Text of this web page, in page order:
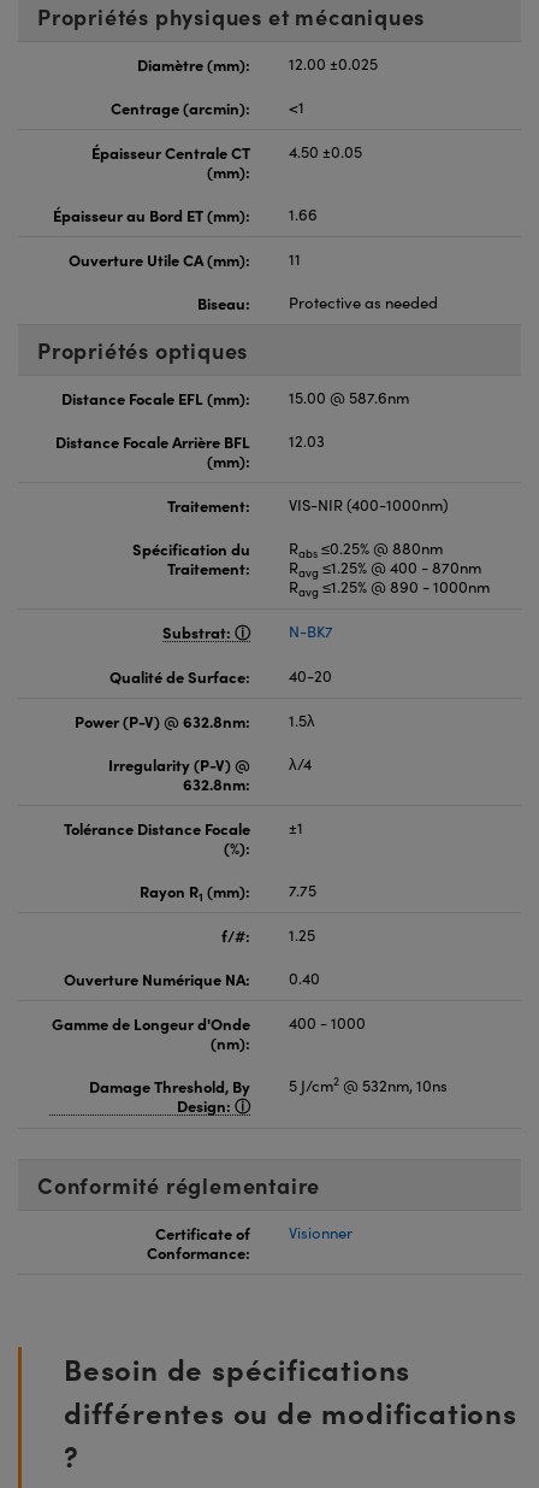
Propriétés physiques et mécaniques
Diamètre (mm):
12.00 ±0.025
Centrage (arcmin):
<1
Épaisseur Centrale CT
(mm):
4.50 ±0.05
Épaisseur au Bord ET (mm): 1.66
Ouverture Utile CA (mm):
11
Biseau:
Protective as needed
Propriétés optiques
Distance Focale EFL (mm):
15.00 @ 587.6nm
Distance Focale Arrière BFL
(mm):
12.03
Traitement:
VIS-NIR (400-1000nm)
Spécification du
Traitement:
Rabs ≤0.25% @ 880nm
Ravg ≤1.25% @ 400 - 870nm
Ravg ≤1.25% @ 890 - 1000nm
Substrat: N-BK7
Qualité de Surface: 40-20
Power (P-V) @ 632.8nm:
1.5λ
Irregularity (P-V) @
632.8nm:
λ/4
Tolérance Distance Focale
(%):
±1
Rayon R1 (mm): 7.75
f/#:
1.25
Ouverture Numérique NA:
0.40
Gamme de Longeur d'Onde
(nm):
400 - 1000
Damage Threshold, By
Design:
5 J/cm2 @ 532nm, 10ns
Conformité réglementaire
Certificate of
Conformance:
Visionner
Besoin de spécifications
différentes ou de modifications
?